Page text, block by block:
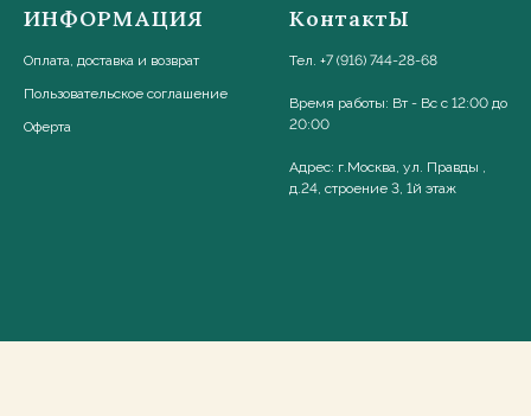
ИНФОРМАЦИЯ
Оплата, доставка и возврат
Пользовательское соглашение
Оферта
КонтактЫ
Тел. +7 (916) 744-28-68
Время работы: Вт - Вс с 12:00 до
20:00
Адрес: г.Москва, ул. Правды ,
д.24, строение 3, 1й этаж